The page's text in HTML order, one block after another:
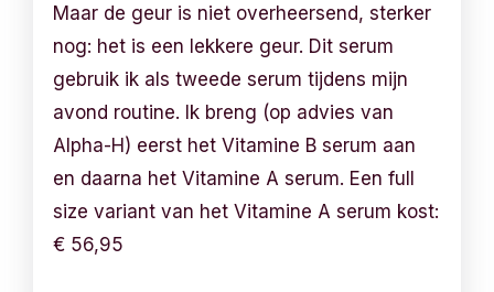
Maar de geur is niet overheersend, sterker
nog: het is een lekkere geur. Dit serum
gebruik ik als tweede serum tijdens mijn
avond routine. Ik breng (op advies van
Alpha-H) eerst het Vitamine B serum aan
en daarna het Vitamine A serum. Een full
size variant van het Vitamine A serum kost:
€ 56,95